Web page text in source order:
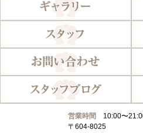
営業時間
10:00〜
〒604-8025